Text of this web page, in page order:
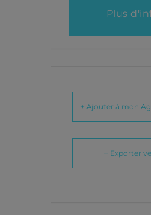
Plus
+ Ajouter à mon
+ Exporter